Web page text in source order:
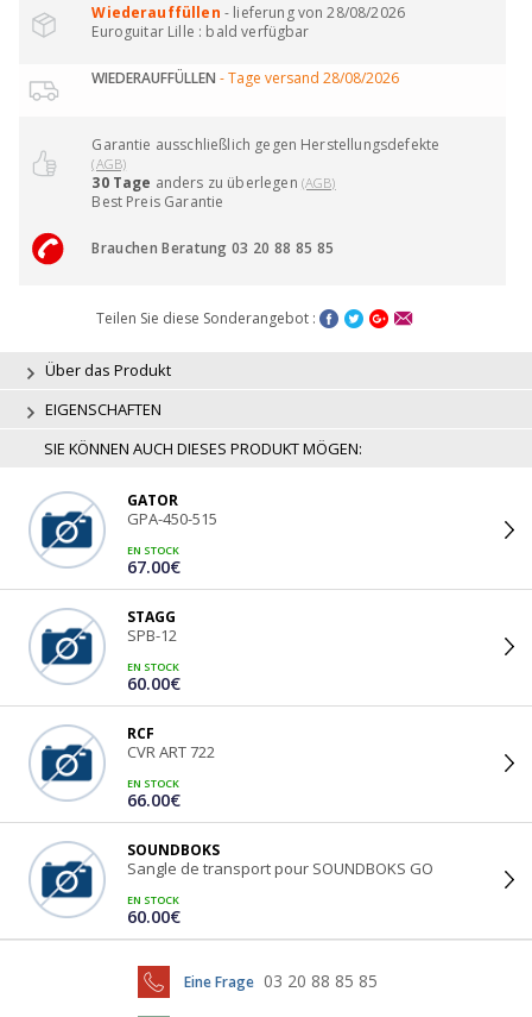
Wiederauffüllen - lieferung von 28/08/2026
Euroguitar Lille : bald verfügbar
WIEDERAUFFÜLLEN - Tage versand 28/08/2026
Garantie ausschließlich gegen Herstellungsdefekte
(AGB)
30 Tage anders zu überlegen (AGB)
Best Preis Garantie
Brauchen Beratung 03 20 88 85 85
Teilen Sie diese Sonderangebot :
Über das Produkt
EIGENSCHAFTEN
SIE KÖNNEN AUCH DIESES PRODUKT MÖGEN:
GATOR
GPA-450-515
EN STOCK
67.00€
STAGG
SPB-12
EN STOCK
60.00€
RCF
CVR ART 722
EN STOCK
66.00€
SOUNDBOKS
Sangle de transport pour SOUNDBOKS GO
EN STOCK
60.00€
Eine Frage 03 20 88 85 85